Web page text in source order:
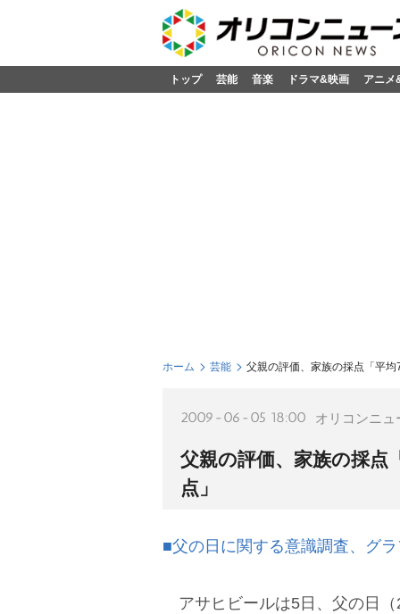
トップ 芸能 音楽 ドラマ&映画 アニメ
ホーム 芸能 父親の評価、家族の採点「平
2009-06-05 18:00 オリコンニュ
父親の評価、家族の採点
点」
■父の日に関する意識調査、グ
アサヒビールは5日、父の日